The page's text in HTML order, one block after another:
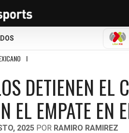
I
DETIENEN EL
EL EMPATE EN
2025 POR RAMIRO RAMIREZ